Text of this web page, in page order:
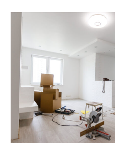
Zelf
Stappenplan:
Een
Gedetailleerde
Gids
een
Vlekkeloze
Renovatie